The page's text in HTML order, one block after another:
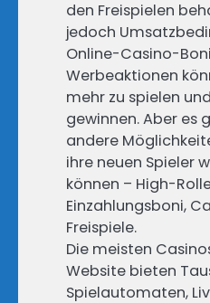
den Freispielen
jedoch
Online-Casino-
Werbeaktionen
mehr zu spielen
gewinnen. Aber es
andere
ihre neuen Spieler
können – High-
Einzahlungsboni,
Freispiele.
Die meisten
Website bieten
Spielautomaten,